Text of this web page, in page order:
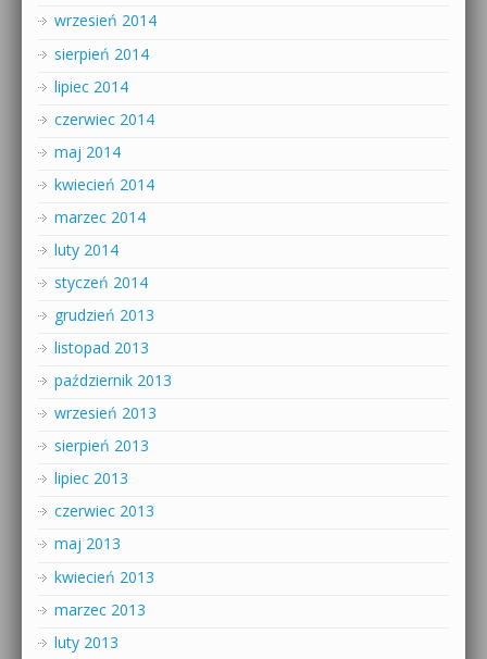
wrzesień 2014
sierpień 2014
lipiec 2014
czerwiec 2014
maj 2014
kwiecień 2014
marzec 2014
luty 2014
styczeń 2014
grudzień 2013
listopad 2013
październik 2013
wrzesień 2013
sierpień 2013
lipiec 2013
czerwiec 2013
maj 2013
kwiecień 2013
marzec 2013
luty 2013